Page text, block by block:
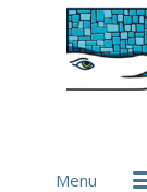
Menu